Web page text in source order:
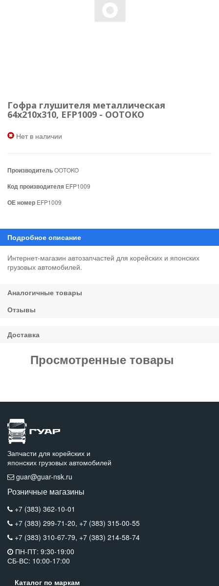
Гофра глушителя металлическая
64x210x310, EFP1009 - OOTOKO
Нет в наличии
ПроизводительOOTOKO
Код производителя EFP1009
ОЕ номер EFP1009
Интернет-магазин автозапчастей для корейских и японских
грузовых автомобилей.
Просмотренные товары
Запчасти для корейских и
японских грузовых автомобилей
guar@guar-nsk.ru
Розничные магазины
+7 (383) 362-10-01
+7 (383) 299-71-20, +7 (383) 315-00-55
+7 (383) 310-67-79, +7 (383) 214-58-74
ПН-ПТ: 9:30-19:00
СБ-ВС: 10:00-17:00
Каталог по маркам